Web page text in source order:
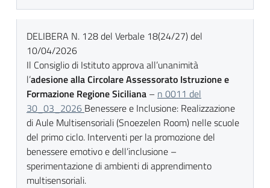
DELIBERA N. 128 del Verbale 18(24/27) del
10/04/2026
Il Consiglio di Istituto approva all’unanimità
l’adesione alla Circolare Assessorato Istruzione e
Formazione Regione Siciliana – n 0011 del
30_03_2026 Benessere e Inclusione: Realizzazione
di Aule Multisensoriali (Snoezelen Room) nelle scuole
del primo ciclo. Interventi per la promozione del
benessere emotivo e dell’inclusione –
sperimentazione di ambienti di apprendimento
multisensoriali.